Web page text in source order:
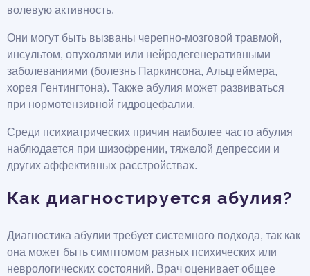
волевую активность.
Они могут быть вызваны черепно-мозговой травмой,
инсультом, опухолями или нейродегенеративными
заболеваниями (болезнь Паркинсона, Альцгеймера,
хорея Гентингтона). Также абулия может развиваться
при нормотензивной гидроцефалии.
Среди психиатрических причин наиболее часто абулия
наблюдается при шизофрении, тяжелой депрессии и
других аффективных расстройствах.
Как диагностируется абулия?
Диагностика абулии требует системного подхода, так как
она может быть симптомом разных психических или
неврологических состояний. Врач оценивает общее